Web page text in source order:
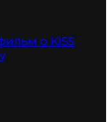
о KISS